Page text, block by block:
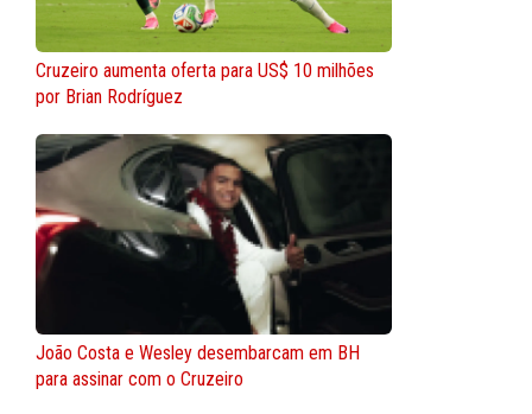
Cruzeiro aumenta oferta para US$ 10 milhões
por Brian Rodríguez
João Costa e Wesley desembarcam em BH
para assinar com o Cruzeiro